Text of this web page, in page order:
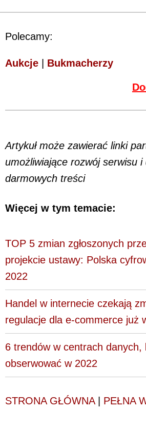
Polecamy:
Aukcje Bukmacherzy
Artykuł może zawierać linki
umożliwiające rozwój serwisu
darmowych treści
Więcej w tym temacie:
TOP 5 zmian zgłoszonych
projekcie ustawy: Polska
2022
Handel w internecie czekają
regulacje dla e-commerce już
6 trendów w centrach danych,
obserwować w 2022
STRONA GŁÓWNA| PEŁNA